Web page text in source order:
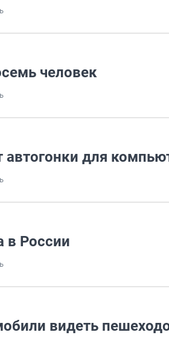
человек
автогонки для
в России
видеть